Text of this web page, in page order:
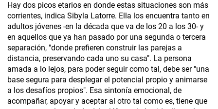
Hay dos picos etarios en donde estas situaciones son más
corrientes, indica Sibyla Latorre. Ella los encuentra tanto en
adultos jóvenes -en la década que va de los 20 a los 30- y
en aquellos que ya han pasado por una segunda o tercera
separación, "donde prefieren construir las parejas a
distancia, preservando cada uno su casa". La persona
amada a lo lejos, para poder seguir como tal, debe ser "una
base segura para desplegar el potencial propio y animarse
a los desafíos propios". Esa sintonía emocional, de
acompañar, apoyar y aceptar al otro tal como es, tiene que